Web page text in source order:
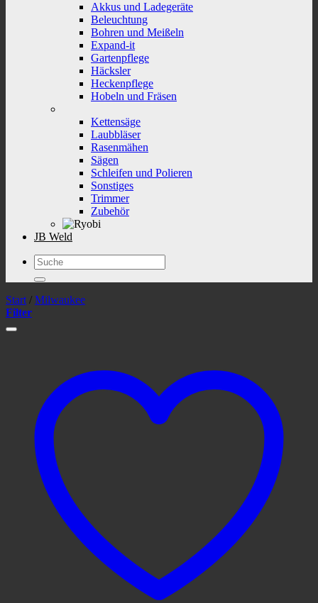
Akkus und Ladegeräte
Beleuchtung
Bohren und Meißeln
Expand-it
Gartenpflege
Häcksler
Heckenpflege
Hobeln und Fräsen
Kettensäge
Laubbläser
Rasenmähen
Sägen
Schleifen und Polieren
Sonstiges
Trimmer
Zubehör
JB Weld
Suchen
nach:
Start / Milwaukee
Filter